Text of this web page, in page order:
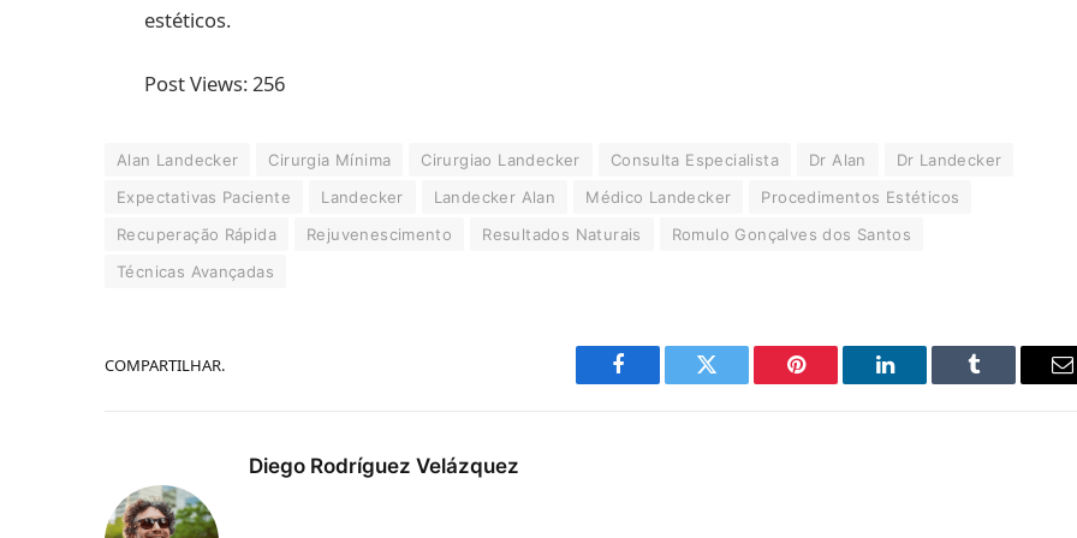
estéticos.
Post Views:256
Alan Landecker Cirurgia Mínima Cirurgiao Landecker Consulta Especialista Dr Alan
Dr Landecker
Expectativas Paciente
Landecker Landecker Alan Médico Landecker
Procedimentos Estéticos
Recuperação Rápida
Rejuvenescimento Resultados Naturais
Romulo Gonçalves dos Santos
Técnicas Avançadas
COMPARTILHAR.
Facebook Twitter Pinterest LinkedIn Tumblr
Diego Rodríguez Velázquez